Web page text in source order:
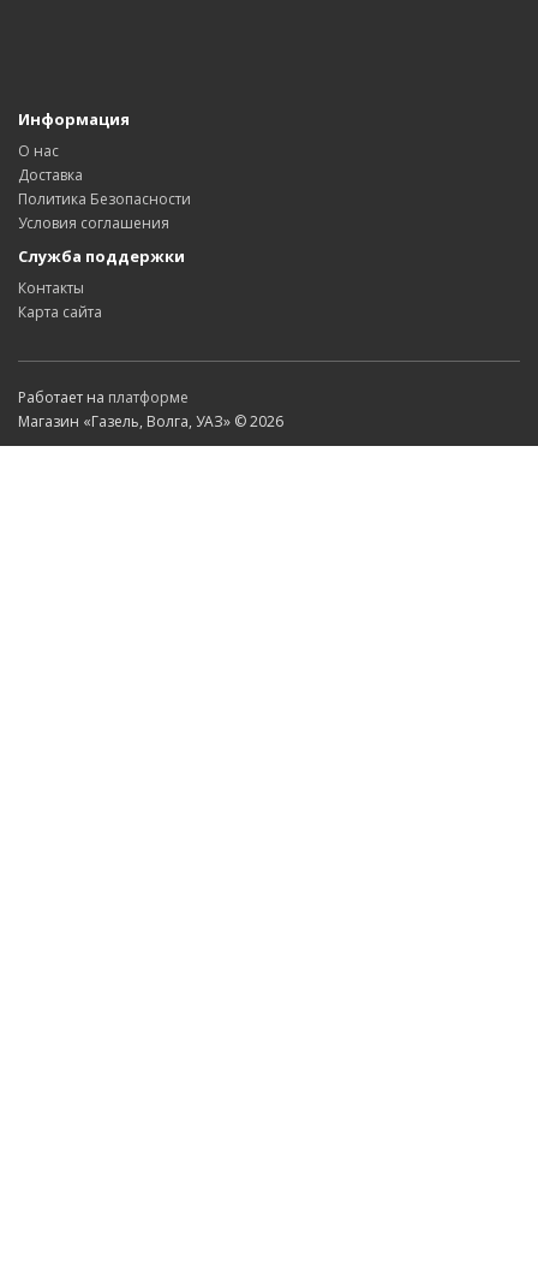
Информация
О нас
Доставка
Политика Безопасности
Условия соглашения
Служба поддержки
Контакты
Карта сайта
Работает на платформе
Магазин «Газель, Волга, УАЗ» © 2026